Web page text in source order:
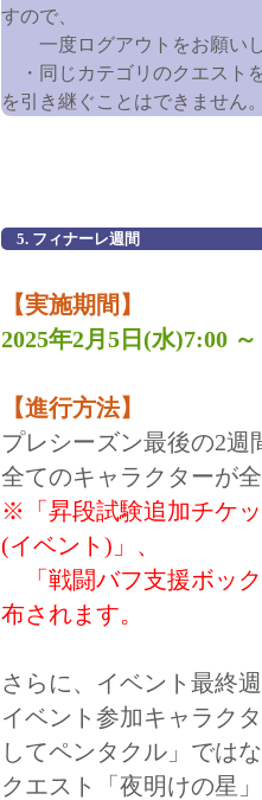
すので、
一度ログアウトをお願い
・同じカテゴリのクエスト
を引き継ぐことはできません
5. フィナーレ週間
【実施期間】
2025年2月5日(水)7:00
【進行方法】
プレシーズン最後の2週
全てのキャラクターが
※「昇段試験追加チケ
(イベント)」、
「戦闘バフ支援ボッ
布されます。
さらに、イベント最終
イベント参加キャラク
してペンタクル」では
クエスト「夜明けの星